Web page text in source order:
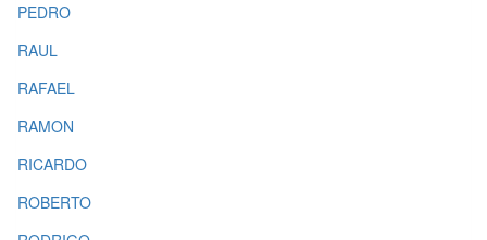
PEDRO
RAUL
RAFAEL
RAMON
RICARDO
ROBERTO